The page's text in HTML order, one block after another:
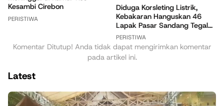
Kesambi Cirebon
PERISTIWA
Diduga Korsleting Listrik,
Kebakaran Hanguskan 46
Lapak Pasar Sandang Tegal...
PERISTIWA
Komentar Ditutup! Anda tidak dapat mengirimkan komentar
pada artikel ini.
Latest